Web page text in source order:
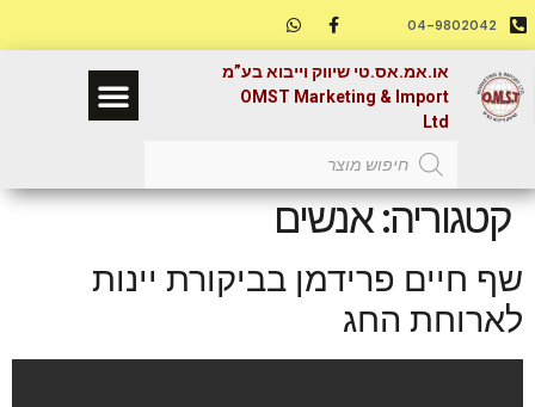
visibility_off השבת את ההבזקים
סמן כותרות
settings צבע רקע
zoom_out זום (הקטנה)
zoom_in זום (הגדלה)
remove_circle_outline הקטנת גופן
04-9802042
או.אמ.אס.טי שיווק וייבוא בע”מ
OMST Marketing & Import
Ltd
קטגוריה:אנשים
שף חיים פרידמן בביקורת יינות
לארוחת החג